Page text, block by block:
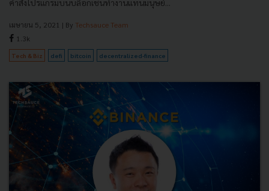
คำสั่งโปรแกรมบนบล็อกเชนทำงานแทนมนุษย์...
เมษายน 5, 2021 | By Techsauce Team
1.3k
Tech & Biz defi bitcoin decentralized-finance